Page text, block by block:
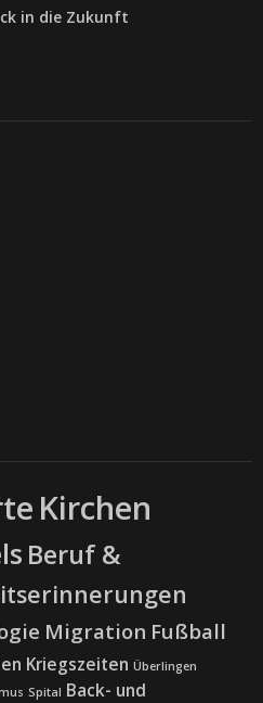
in die Zukunft
Kirchen
Beruf &
Migration Fußball
Kriegszeiten Überlingen
Spital Back- und